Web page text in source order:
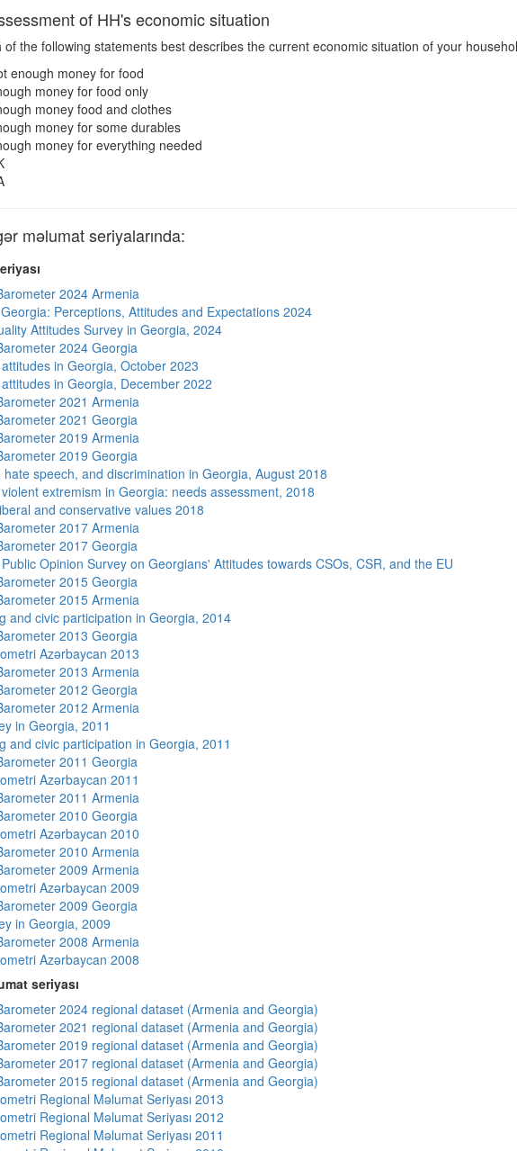
of HH's economic situation
of the following statements best describes the current economic situation of your
enough money for food
money for food only
money food and clothes
money for some durables
money for everything needed
məlumat seriyalarında:
2024 Armenia
Perceptions, Attitudes and Expectations 2024
Attitudes Survey in Georgia, 2024
2024 Georgia
in Georgia, October 2023
in Georgia, December 2022
2021 Armenia
2021 Georgia
2019 Armenia
2019 Georgia
hate speech, and discrimination in Georgia, August 2018
extremism in Georgia: needs assessment, 2018
and conservative values 2018
2017 Armenia
2017 Georgia
Opinion Survey on Georgians' Attitudes towards CSOs, CSR, and the EU
2015 Georgia
2015 Armenia
and civic participation in Georgia, 2014
2013 Georgia
Azərbaycan 2013
2013 Armenia
2012 Georgia
2012 Armenia
in Georgia, 2011
and civic participation in Georgia, 2011
2011 Georgia
Azərbaycan 2011
2011 Armenia
2010 Georgia
Azərbaycan 2010
2010 Armenia
2009 Armenia
Azərbaycan 2009
2009 Georgia
in Georgia, 2009
2008 Armenia
Azərbaycan 2008
seriyası
2024 regional dataset (Armenia and Georgia)
2021 regional dataset (Armenia and Georgia)
2019 regional dataset (Armenia and Georgia)
2017 regional dataset (Armenia and Georgia)
2015 regional dataset (Armenia and Georgia)
Regional Məlumat Seriyası 2013
Regional Məlumat Seriyası 2012
Regional Məlumat Seriyası 2011